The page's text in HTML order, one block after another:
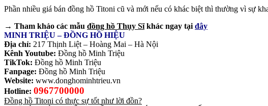
Phần nhiều giá bán đồng hồ Titoni cũ và mới nếu có khác biệt thì thường vì sự
→ Tham khảo các mẫu đồng hồ Thụy Sĩkhác ngay tại đây
MINH TRIỆU – ĐỒNG HỒ HIỆU
Địa chỉ: 217 Thịnh Liệt – Hoàng Mai – Hà Nội
Kênh Youtube: Đồng hồ Minh Triệu
TikTok: Đồng hồ Minh Triệu
Fanpage: Đồng hồ Minh Triệu
Website: www.donghominhtrieu.vn
Hotline: 0967700000
Đồng hồ Titoni có thực sự tốt như lời đồn?